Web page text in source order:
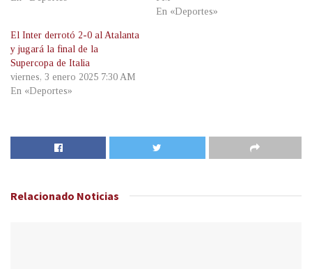
En «Deportes»
El Inter derrotó 2-0 al Atalanta
y jugará la final de la
Supercopa de Italia
viernes, 3 enero 2025 7:30 AM
En «Deportes»
Relacionado Noticias